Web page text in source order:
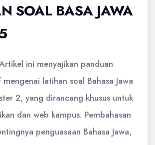
SOAL BASA JAWA
ini menyajikan panduan
latihan soal Bahasa Jawa
2, yang dirancang khusus untuk
dan web kampus. Pembahasan
penguasaan Bahasa Jawa,